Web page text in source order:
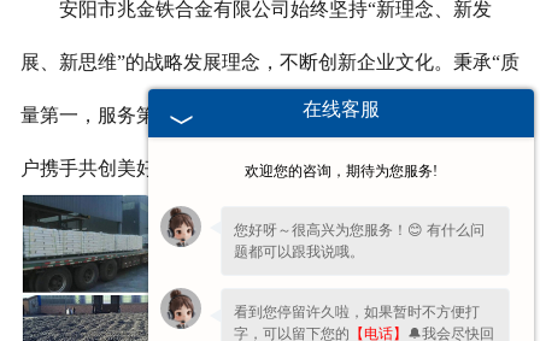
安阳市兆金铁合金有限公司始终坚持“新理念、新发
展、新思维”的战略发展理念，不断创新企业文化。秉承“质
量第一，服务第一”的经营模式,我们将与各界朋友、新老客
户携手共创美好明天。
在线客服
欢迎您的咨询，期待为您服务!
您好呀～很高兴为您服务！😊 有什么问
题都可以跟我说哦。
看到您停留许久啦，如果暂时不方便打
字，可以留下您的 【电话】 🔔我会尽快回